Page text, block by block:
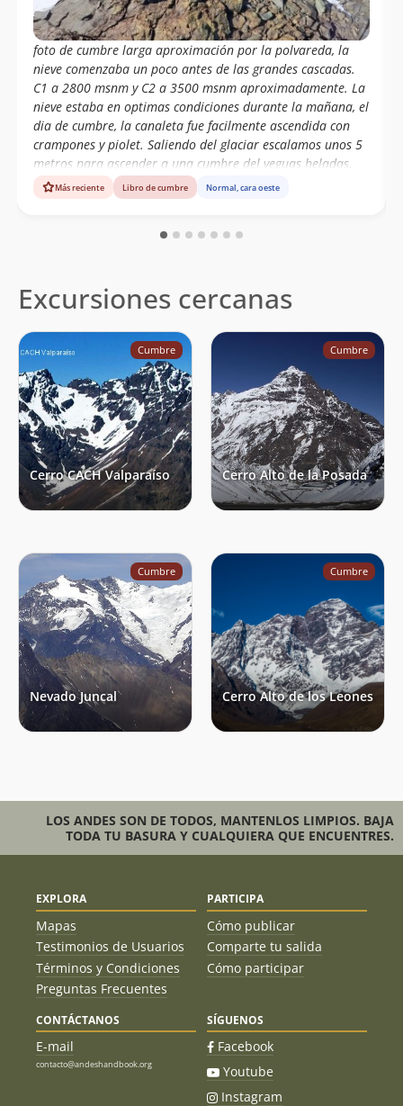
foto de cumbre larga aproximación por la polvareda, la
nieve comenzaba un poco antes de las grandes cascadas.
C1 a 2800 msnm y C2 a 3500 msnm aproximadamente. La
nieve estaba en optimas condiciones durante la mañana, el
dia de cumbre, la canaleta fue facilmente ascendida con
crampones y piolet. Saliendo del glaciar escalamos unos 5
metros para ascender a una cumbre del yeguas heladas,
marcando el GPS 4772 msnm, sin embargo hacia el sur, se
divisaba un picacho mas alto que los mapas marcan como
es espectacular, sobre todo al parque andino juncal. Salida
Más reciente Libro de cumbre Normal, cara oeste
Excursiones cercanas
Cumbre
Cerro CACH Valparaíso
Cumbre
Cerro Alto de la Posada
Cumbre
Nevado Juncal
Cumbre
Cerro Alto de los Leones
LOS ANDES SON DE TODOS, MANTENLOS LIMPIOS. BAJA
TODA TU BASURA Y CUALQUIERA QUE ENCUENTRES.
EXPLORA
Mapas
Testimonios de Usuarios
Términos y Condiciones
Preguntas Frecuentes
PARTICIPA
Cómo publicar
Comparte tu salida
Cómo participar
CONTÁCTANOS
E-mail
contacto@andeshandbook.org
SÍGUENOS
Facebook
Youtube
Instagram